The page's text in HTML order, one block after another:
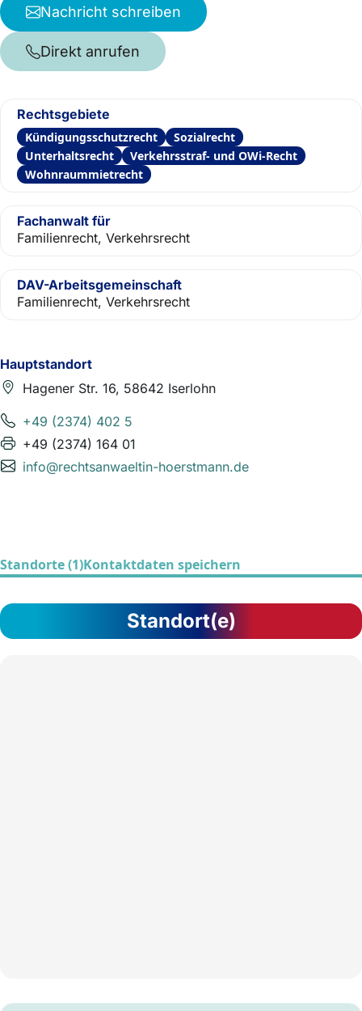
Hauptstandort
Hagener Str. 16, 58642 Iserlohn
+49 (2374) 402 5
+49 (2374) 164 01
info@rechtsanwaeltin-hoerstmann.de
Nachricht schreiben
Direkt anrufen
Rechtsgebiete
Kündigungsschutzrecht
Sozialrecht
Unterhaltsrecht
Verkehrsstraf- und OWi-Recht
Wohnraummietrecht
Fachanwalt für
Familienrecht, Verkehrsrecht
DAV-Arbeitsgemeinschaft
Familienrecht, Verkehrsrecht
Standorte (1)Kontaktdaten speichern
Standort(e)